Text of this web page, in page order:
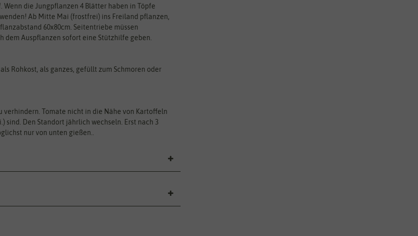
Wenn die Jungpflanzen 4 Blätter haben in Töpfe
Ab Mitte Mai (frostfrei) ins Freiland pflanzen,
60x80cm. Seitentriebe müssen
dem Auspflanzen sofort eine Stützhilfe geben.
Rohkost, als ganzes, gefüllt zum Schmoren oder
Tomate nicht in die Nähe von Kartoffeln
sind. Den Standort jährlich wechseln. Erst nach 3
nur von unten gießen..